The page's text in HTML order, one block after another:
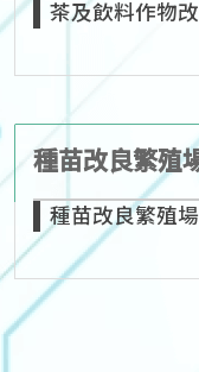
茶及飲料作物
種苗改良繁殖
種苗改良繁殖